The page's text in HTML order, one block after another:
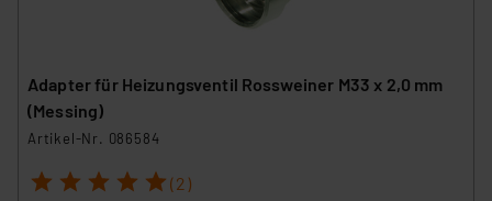
Adapter für Heizungsventil Rossweiner M33 x 2,0 mm
(Messing)
Artikel-Nr. 086584
1 2 3 4 5 (2)